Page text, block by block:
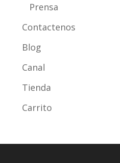
Prensa
Contactenos
Blog
Canal
Tienda
Carrito